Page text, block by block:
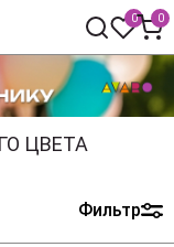
0 0
ЦВЕТА
Фильтр